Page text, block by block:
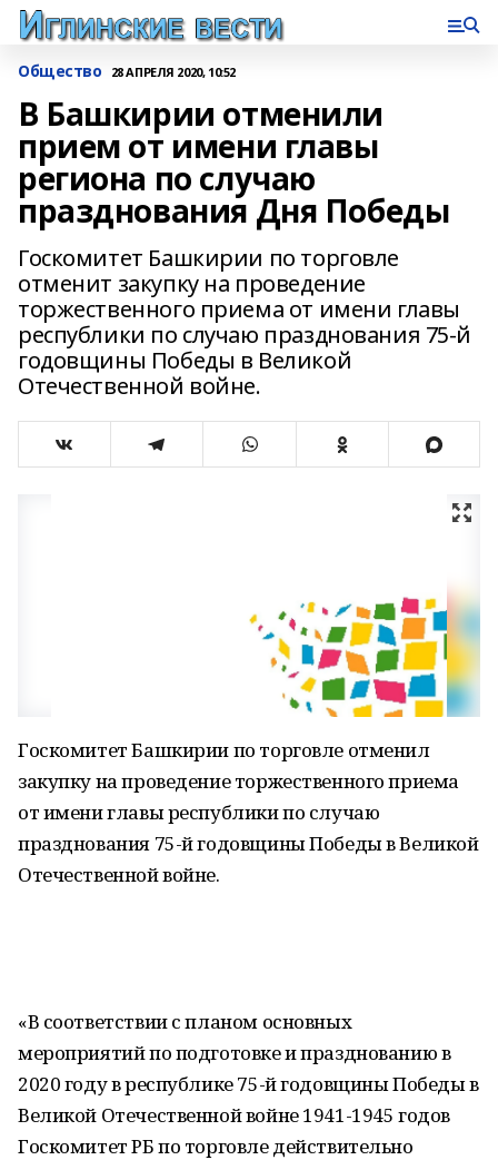
Общество 28 АПРЕЛЯ 2020, 10:52
В Башкирии отменили
прием от имени главы
региона по случаю
празднования Дня Победы
Госкомитет Башкирии по торговле
отменит закупку на проведение
торжественного приема от имени главы
республики по случаю празднования 75-й
годовщины Победы в Великой
Отечественной войне.
Госкомитет Башкирии по торговле отменил
закупку на проведение торжественного приема
от имени главы республики по случаю
празднования 75-й годовщины Победы в Великой
Отечественной войне.
«В соответствии с планом основных
мероприятий по подготовке и празднованию в
2020 году в республике 75-й годовщины Победы в
Великой Отечественной войне 1941-1945 годов
Госкомитет РБ по торговле действительно